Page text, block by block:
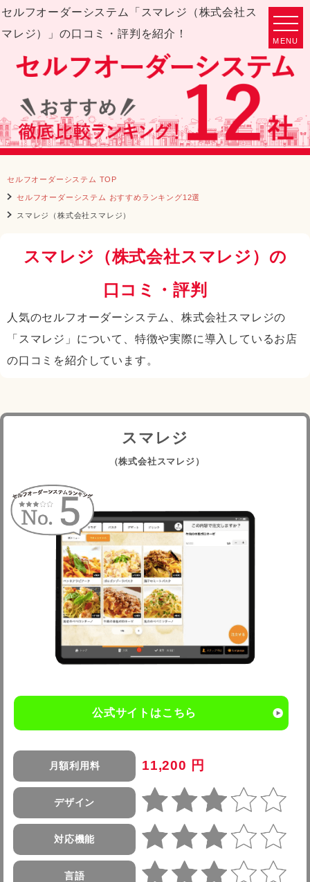
セルフオーダーシステム「 スマレジ（株式会社ス
マレジ）
」の口コミ ・評判 を紹介！
MENU
セルフオーダーシステム TOP
セルフオーダーシステム おすすめランキング12選
スマレジ（株式会社スマレジ）
スマレジ（株式会社スマレジ）の
口コミ・評判
人気のセルフオーダーシステム、株式会社スマレジの
「スマレジ」について、特徴や実際に導入しているお店
の口コミを紹介しています。
スマレジ
（株式会社スマレジ）
公式サイトはこちら
月額利用料 11,200 円
デザイン
対応機能
言語